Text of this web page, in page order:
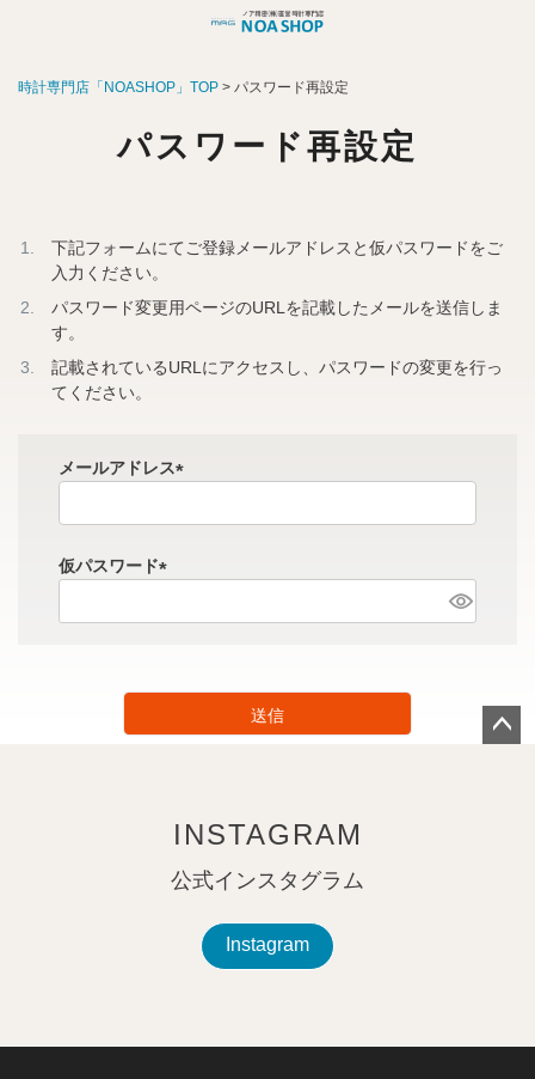
時計専門店「NOASHOP」TOP パスワード再設定
パスワード再設定
下記フォームにてご登録メールアドレスと仮パスワードをご
入力ください。
パスワード変更用ページのURLを記載したメールを送信しま
す。
記載されているURLにアクセスし、パスワードの変更を行っ
てください。
メールアドレス
必
仮パスワード
必
送信
INSTAGRAM
公式インスタグラム
Instagram